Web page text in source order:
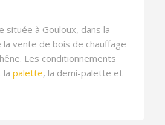
située à Gouloux, dans la
vente de bois de chauffage
Les conditionnements
la palette, la demi-palette et